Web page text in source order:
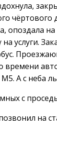
опоздала
услуги.
времени
А с неба
с
на